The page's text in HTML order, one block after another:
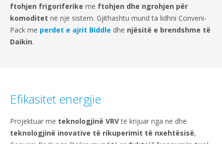
ftohjen frigoriferike me ftohjen dhe ngrohjen për
komoditet në një sistem. Gjithashtu mund ta lidhni Conveni-
Pack me perdet e ajrit Biddle dhe njësitë e brendshme të
Daikin.
Efikasitet energjie
Projektuar me teknologjinë VRVtë krijuar nga ne dhe
teknologjinë inovative të rikuperimit të nxehtësisë,